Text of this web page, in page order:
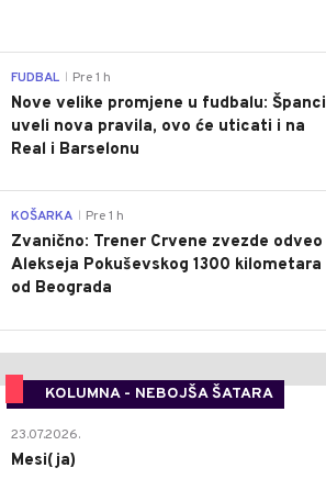
FUDBAL Pre 1 h
Nove velike promjene u fudbalu: Španci
uveli nova pravila, ovo će uticati i na
Real i Barselonu
KOŠARKA Pre 1 h
Zvanično: Trener Crvene zvezde odveo
Alekseja Pokuševskog 1300 kilometara
od Beograda
KOLUMNA - NEBOJŠA ŠATARA
23.07.2026.
Mesi(ja)